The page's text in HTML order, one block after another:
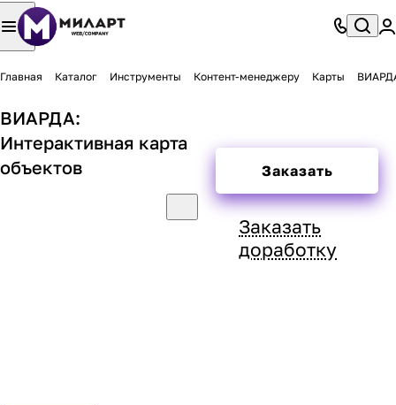
Главная Каталог Инструменты Контент-менеджеру Карты
ВИАРДА:
Интерактивная карта
объектов
Заказать
Заказать
доработку